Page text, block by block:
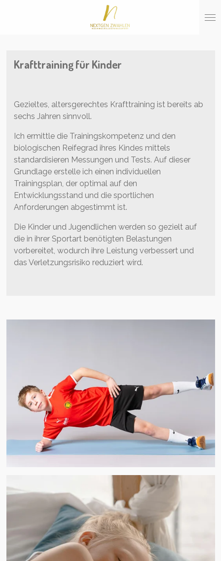
Krafttraining für Kinder
Gezieltes, altersgerechtes Krafttraining ist bereits ab
sechs Jahren sinnvoll.
Ich ermittle die Trainingskompetenz und den
biologischen Reifegrad ihres Kindes mittels
standardisieren Messungen und Tests. Auf dieser
Grundlage erstelle ich einen individuellen
Trainingsplan, der optimal auf den
Entwicklungsstand und die sportlichen
Anforderungen abgestimmt ist.
Die Kinder und Jugendlichen werden so gezielt auf
die in ihrer Sportart benötigten Belastungen
vorbereitet, wodurch ihre Leistung verbessert und
das Verletzungsrisiko reduziert wird.